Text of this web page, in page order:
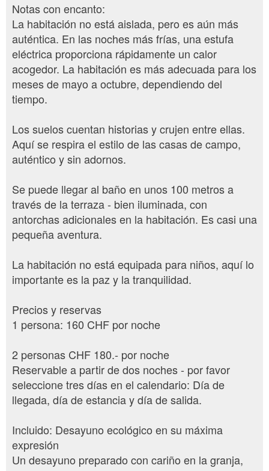
Notas con encanto:
La habitación no está aislada, pero es aún más
auténtica. En las noches más frías, una estufa
eléctrica proporciona rápidamente un calor
acogedor. La habitación es más adecuada para los
meses de mayo a octubre, dependiendo del
tiempo.
Los suelos cuentan historias y crujen entre ellas.
Aquí se respira el estilo de las casas de campo,
auténtico y sin adornos.
Se puede llegar al baño en unos 100 metros a
través de la terraza - bien iluminada, con
antorchas adicionales en la habitación. Es casi una
pequeña aventura.
La habitación no está equipada para niños, aquí lo
importante es la paz y la tranquilidad.
Precios y reservas
1 persona: 160 CHF por noche
2 personas CHF 180.- por noche
Reservable a partir de dos noches - por favor
seleccione tres días en el calendario: Día de
llegada, día de estancia y día de salida.
Incluido: Desayuno ecológico en su máxima
expresión
Un desayuno preparado con cariño en la granja,